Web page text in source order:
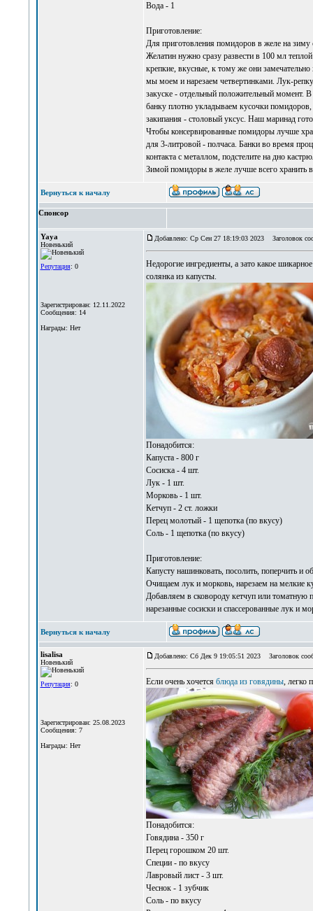
Вода - 1
Приготовление:
Для приготовления помидоров в желе на зиму
Желатин нужно сразу развести в 100 мл
крепкие, вкусные, к тому же они
мы моем и нарезаем четвертинками. Лук-
закуске - отдельный положительный момент.
банку плотно укладываем кусочки
закипания - столовый уксус. Наш маринад
Чтобы консервированные помидоры лучше
для 3-литровой - полчаса. Банки во время
контакта с металлом, подстелите на дно
Зимой помидоры в желе лучше всего хранить
Вернуться к началу
Спонсор
Yaya
Новенький
Репутация: 0
Зарегистрирован: 12.11.2022
Сообщения: 14
Награды: Нет
Добавлено: Ср Сен 27 18:19:03 2023 Заголовок
Недорогие ингредиенты, а зато какое
солянка из капусты.
Понадобится:
Капуста - 800 г
Сосиска - 4 шт.
Лук - 1 шт.
Морковь - 1 шт.
Кетчуп - 2 ст. ложки
Перец молотый - 1 щепотка (по вкусу)
Соль - 1 щепотка (по вкусу)
Приготовление:
Капусту нашинковать, посолить, поперчить и
Очищаем лук и морковь, нарезаем на мелкие
Добавляем в сковороду кетчуп или томатную
нарезанные сосиски и спассерованные лук и
Вернуться к началу
lisalisa
Новенький
Репутация: 0
Зарегистрирован: 25.08.2023
Сообщения: 7
Награды: Нет
Добавлено: Сб Дек 9 19:05:51 2023 Заголовок
Если очень хочется блюда из говядины, легко
Понадобится:
Говядина - 350 г
Перец горошком 20 шт.
Специи - по вкусу
Лавровый лист - 3 шт.
Чеснок - 1 зубчик
Соль - по вкусу